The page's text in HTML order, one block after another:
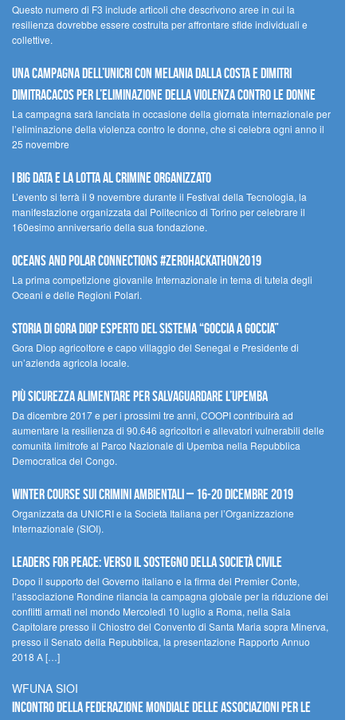
Questo numero di F3 include articoli che descrivono aree in cui la
resilienza dovrebbe essere costruita per affrontare sfide individuali e
collettive.
Una campagna dell’UNICRI con Melania Dalla Costa e Dimitri
Dimitracacos per l’eliminazione della violenza contro le donne
La campagna sarà lanciata in occasione della giornata internazionale per
l’eliminazione della violenza contro le donne, che si celebra ogni anno il
25 novembre
I Big Data e la lotta al crimine organizzato
L’evento si terrà il 9 novembre durante il Festival della Tecnologia, la
manifestazione organizzata dal Politecnico di Torino per celebrare il
160esimo anniversario della sua fondazione.
Oceans and Polar Connections #ZEROHackathon2019
La prima competizione giovanile Internazionale in tema di tutela degli
Oceani e delle Regioni Polari.
STORIA DI GORA DIOP ESPERTO DEL SISTEMA “GOCCIA A GOCCIA”
Gora Diop agricoltore e capo villaggio del Senegal e Presidente di
un’azienda agricola locale.
Più sicurezza alimentare per salvaguardare l’Upemba
Da dicembre 2017 e per i prossimi tre anni, COOPI contribuirà ad
aumentare la resilienza di 90.646 agricoltori e allevatori vulnerabili delle
comunità limitrofe al Parco Nazionale di Upemba nella Repubblica
Democratica del Congo.
Winter Course sui Crimini Ambientali – 16-20 Dicembre 2019
Organizzata da UNICRI e la Società Italiana per l’Organizzazione
Internazionale (SIOI).
Leaders for peace: verso il sostegno della società civile
Dopo il supporto del Governo italiano e la firma del Premier Conte,
l’associazione Rondine rilancia la campagna globale per la riduzione dei
conflitti armati nel mondo Mercoledì 10 luglio a Roma, nella Sala
Capitolare presso il Chiostro del Convento di Santa Maria sopra Minerva,
presso il Senato della Repubblica, la presentazione Rapporto Annuo
2018 A […]
WFUNA SIOI
Incontro della Federazione Mondiale delle Associazioni per le